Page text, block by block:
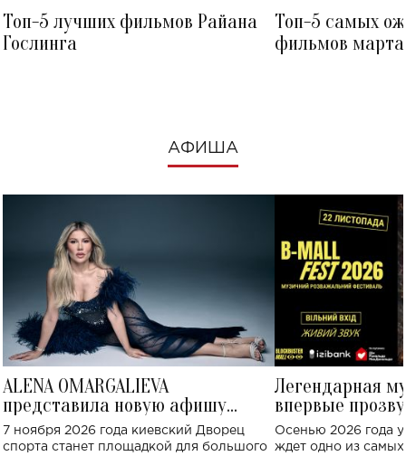
Топ-5 лучших фильмов Райана
Гослинга
Топ-5 самых
фильмов
АФИША
ALENA OMARGALIEVA
представила новую афишу
большого концерта во Дворце
спорта
7 ноября 2026 года киевский Дворец
спорта станет площадкой для большого
Легендарная
впервые
Украине: где
Осенью 2026 года
ждет одно из